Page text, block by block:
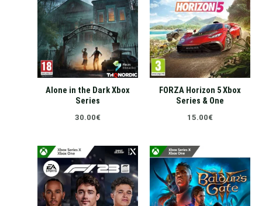
Alone in the Dark Xbox
Series
30.00€
FORZA Horizon 5 Xbox
Series & One
15.00€